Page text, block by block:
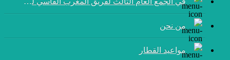
من نحن
مواعيد القطار